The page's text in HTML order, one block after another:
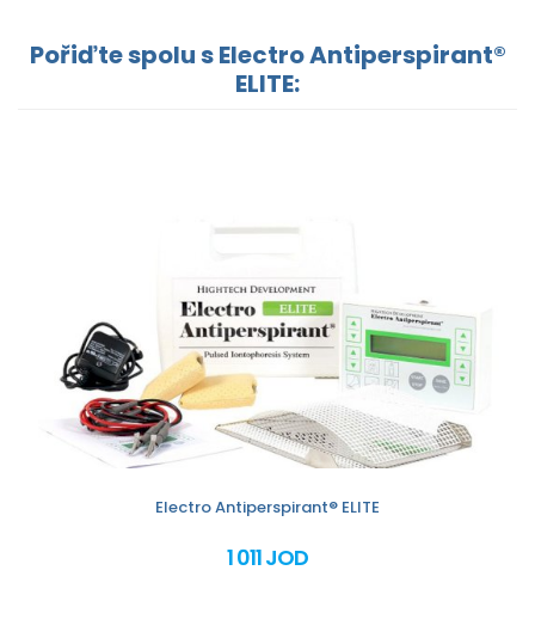
Pořiďte spolu s Electro Antiperspirant®
ELITE:
Electro Antiperspirant® ELITE
1 011 JOD